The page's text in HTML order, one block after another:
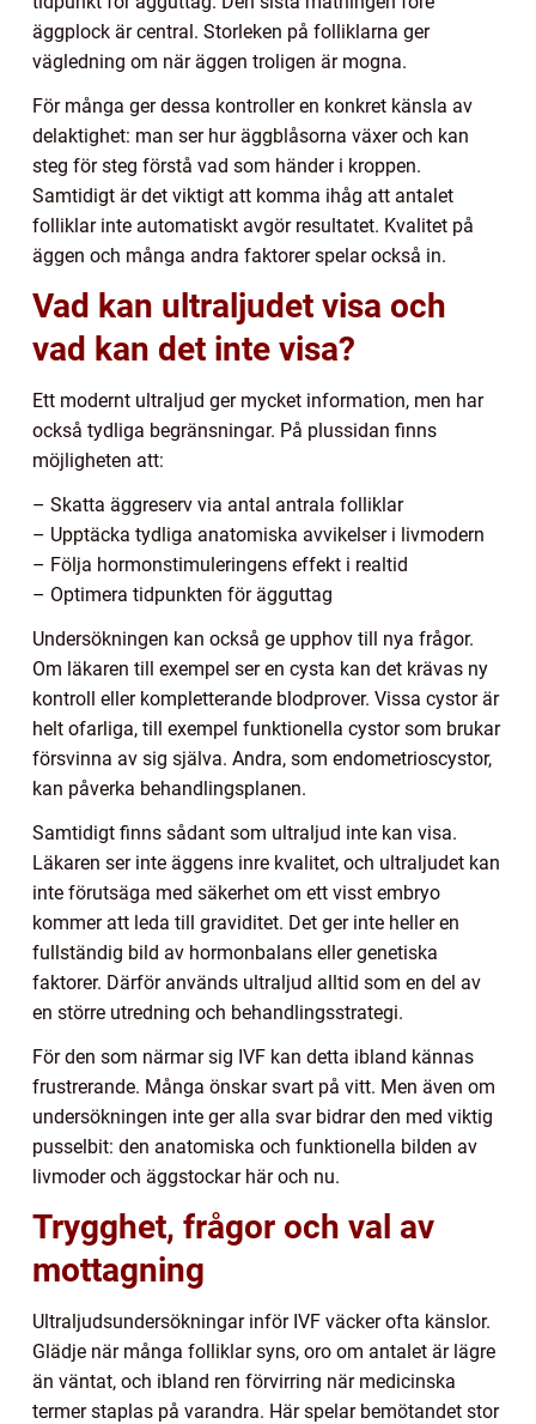
äggplock är central. Storleken på folliklarna ger
vägledning om när äggen troligen är mogna.
För många ger dessa kontroller en konkret känsla av
delaktighet: man ser hur äggblåsorna växer och kan
steg för steg förstå vad som händer i kroppen.
Samtidigt är det viktigt att komma ihåg att antalet
folliklar inte automatiskt avgör resultatet. Kvalitet på
äggen och många andra faktorer spelar också in.
Vad kan ultraljudet visa och
vad kan det inte visa?
Ett modernt ultraljud ger mycket information, men har
också tydliga begränsningar. På plussidan finns
möjligheten att:
– Skatta äggreserv via antal antrala folliklar
– Upptäcka tydliga anatomiska avvikelser i livmodern
– Följa hormonstimuleringens effekt i realtid
– Optimera tidpunkten för ägguttag
Undersökningen kan också ge upphov till nya frågor.
Om läkaren till exempel ser en cysta kan det krävas ny
kontroll eller kompletterande blodprover. Vissa cystor är
helt ofarliga, till exempel funktionella cystor som brukar
försvinna av sig själva. Andra, som endometrioscystor,
kan påverka behandlingsplanen.
Samtidigt finns sådant som ultraljud inte kan visa.
Läkaren ser inte äggens inre kvalitet, och ultraljudet kan
inte förutsäga med säkerhet om ett visst embryo
kommer att leda till graviditet. Det ger inte heller en
fullständig bild av hormonbalans eller genetiska
faktorer. Därför används ultraljud alltid som en del av
en större utredning och behandlingsstrategi.
För den som närmar sig IVF kan detta ibland kännas
frustrerande. Många önskar svart på vitt. Men även om
undersökningen inte ger alla svar bidrar den med viktig
pusselbit: den anatomiska och funktionella bilden av
livmoder och äggstockar här och nu.
Trygghet, frågor och val av
mottagning
Ultraljudsundersökningar inför IVF väcker ofta känslor.
Glädje när många folliklar syns, oro om antalet är lägre
än väntat, och ibland ren förvirring när medicinska
termer staplas på varandra. Här spelar bemötandet stor